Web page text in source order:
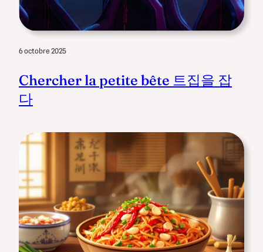
6 octobre 2025
Chercher la petite bête 트집을 잡
다